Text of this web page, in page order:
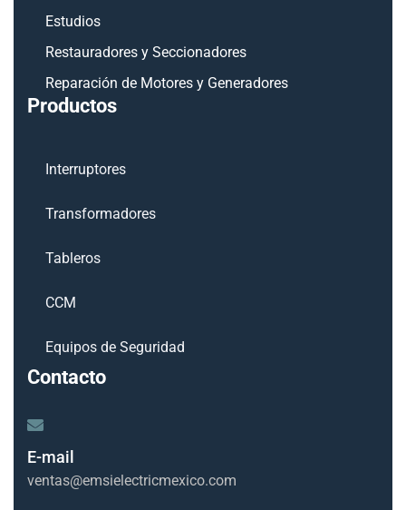
Estudios
Restauradores y Seccionadores
Reparación de Motores y Generadores
Productos
Interruptores
Transformadores
Tableros
CCM
Equipos de Seguridad
Contacto
E-mail
ventas@emsielectricmexico.com